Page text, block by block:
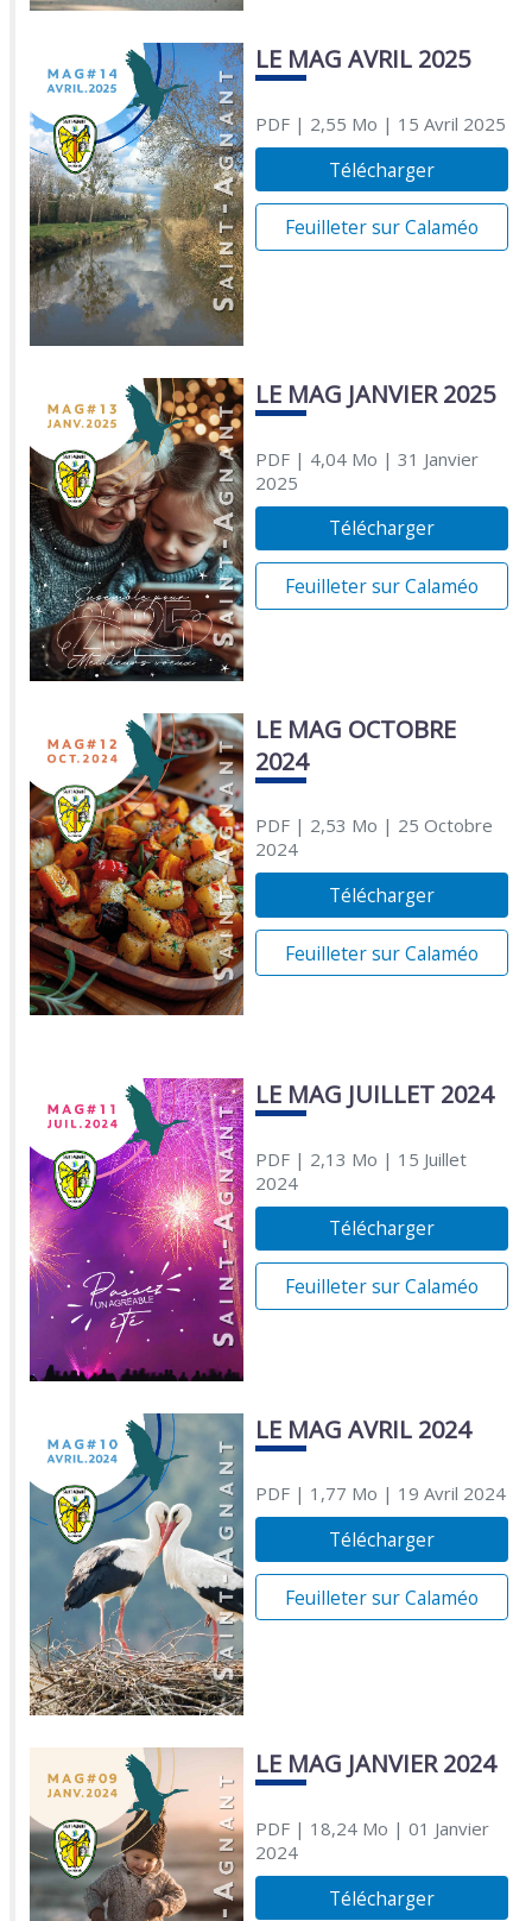
LE MAG AVRIL 2025
PDF| 2,55 Mo | 15 Avril 2025
Télécharger
Feuilleter sur Calaméo
LE MAG JANVIER 2025
PDF| 4,04 Mo | 31 Janvier
2025
Télécharger
Feuilleter sur Calaméo
LE MAG OCTOBRE
2024
PDF| 2,53 Mo | 25 Octobre
2024
Télécharger
Feuilleter sur Calaméo
LE MAG JUILLET 2024
PDF| 2,13 Mo | 15 Juillet
2024
Télécharger
Feuilleter sur Calaméo
LE MAG AVRIL 2024
PDF| 1,77 Mo | 19 Avril 2024
Télécharger
Feuilleter sur Calaméo
LE MAG JANVIER 2024
PDF| 18,24 Mo | 01 Janvier
2024
Télécharger